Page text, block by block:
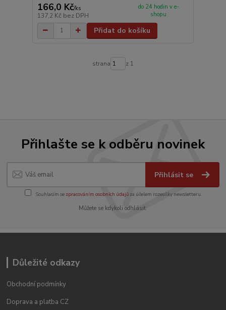
166,0 Kč/ks
137,2 Kč bez DPH
do 24 hodin v e-
shopu
Přidat do košíku
strana z 1
Přihlašte se k odběru novinek
Přihlásit se
Souhlasím se zpracováním osobních údajůza účelem rozesílky newsletteru.
Můžete se kdykoli odhlásit.
Důležité odkazy
Obchodní podmínky
Doprava a platba CZ